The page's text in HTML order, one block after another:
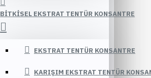
BITKISEL EKSTRAT TENTÜR KONSANTRE
EKSTRAT TENTÜR KONSANTRE
KARIŞIM EKSTRAT TENTÜR